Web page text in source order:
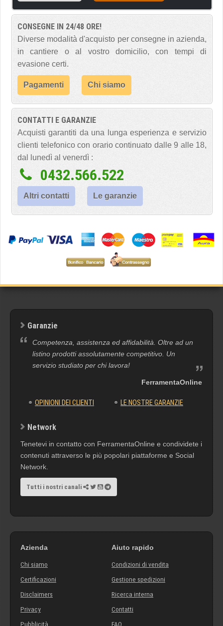
CONSEGNE IN 24/48 ORE!
Diverse modalità d'acquisto per consegne in azienda,
in cantiere o al vostro domicilio, con tempi di
evasione certi.
Pagamenti Chi siamo
CONTATTI E GARANZIE
Acquisti garantiti da una lunga esperienza e servizio
clienti telefonico con orario continuato dalle 9 alle 18,
dal lunedì al venerdì :
0432.566.522
Altri contatti Le garanzie
Garanzie
Competenza, assistenza ed affidabilità. Oltre ad un
listino prodotti assolutamente competitivo. Un
servizio studiato per chi lavora!
FerramentaOnline
OPINIONI DEI CLIENTI LE NOSTRE GARANZIE
Network
Tenetevi in contatto con FerramentaOnline e condividete i
contenuti attraverso le più popolari piattaforme e Social
Network.
Tutti i nostri canali
Azienda
Chi siamo
Certificazioni
Disclaimers
Privacy
Pubblicità
Aiuto rapido
Condizioni di vendita
Gestione spedizioni
Ricerca interna
Contatti
FAQ